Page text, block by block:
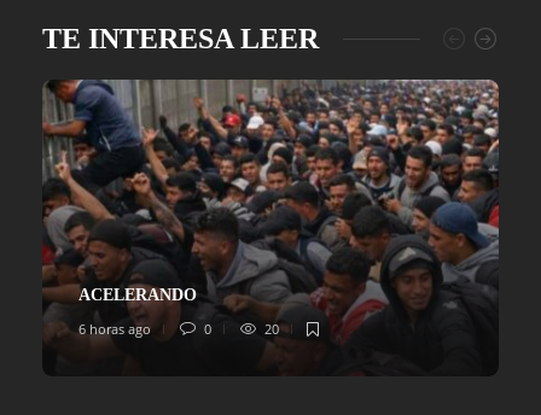
TE INTERESA LEER
ACELERANDO
6 horas ago
0 20